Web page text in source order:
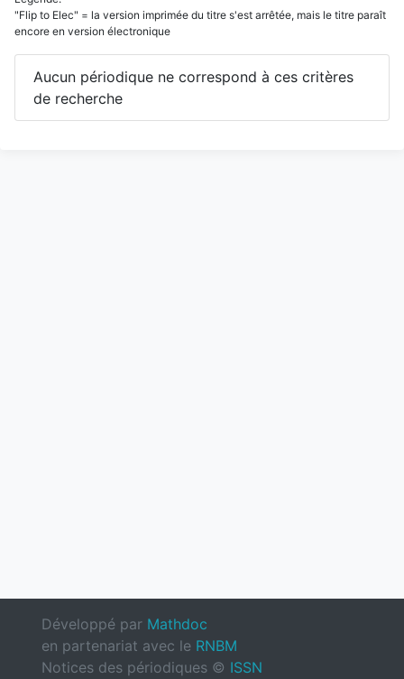
"Flip to Elec" = la version imprimée du titre s'est arrêtée, mais le titre paraît
encore en version électronique
Aucun périodique ne correspond à ces critères
de recherche
Développé par Mathdoc
en partenariat avec le RNBM
Notices des périodiques © ISSN